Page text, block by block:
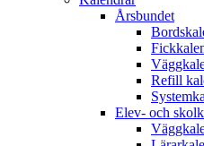
Årsbundet
Refill
Elev- och